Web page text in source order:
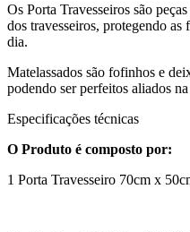
Os Porta Travesseiros são
dos travesseiros, protegendo
dia.
Matelassados são fofinhos e
podendo ser perfeitos aliados
Especificações técnicas
O Produto é composto por:
1 Porta Travesseiro 70cm x